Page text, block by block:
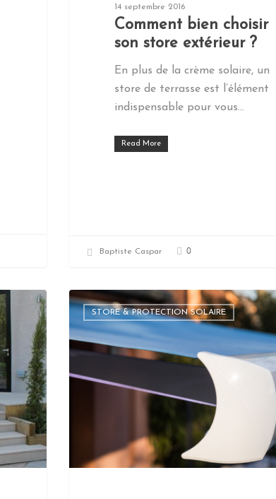
14 septembre 2016
Comment bien choisir
son store extérieur ?
En plus de la crème solaire, un
store de terrasse est l’élément
indispensable pour vous…
Read More
Baptiste Caspar 0
STORE & PROTECTION SOLAIRE